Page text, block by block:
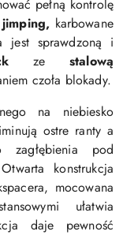
pełną kontrolę
karbowane
jest sprawdzoną i
ze stalową
czoła blokady.
na niebiesko
ostre ranty a
zagłębienia pod
konstrukcja
mocowana
ułatwia
daje pewność